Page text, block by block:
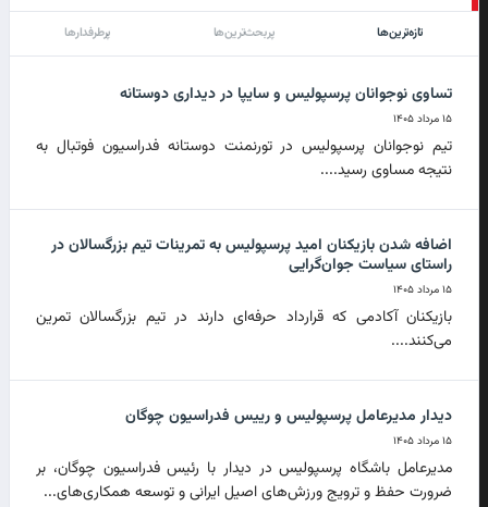
تازه‌ترین‌ها پربحث‌ترین‌ها پرطرفدارها
تساوی نوجوانان پرسپولیس و سایپا در دیداری دوستانه
۱۵ مرداد ۱۴۰۵
تیم نوجوانان پرسپولیس در تورنمنت دوستانه فدراسیون فوتبال به
نتیجه مساوی رسید....
اضافه شدن بازیکنان امید پرسپولیس به تمرینات تیم بزرگسالان در
راستای سیاست جوان‌گرایی
۱۵ مرداد ۱۴۰۵
بازیکنان آکادمی که قرارداد حرفه‌ای دارند در تیم بزرگسالان تمرین
می‌کنند....
دیدار مدیرعامل پرسپولیس و رییس فدراسیون چوگان
۱۵ مرداد ۱۴۰۵
مدیرعامل باشگاه پرسپولیس در دیدار با رئیس فدراسیون چوگان، بر
ضرورت حفظ و ترویج ورزش‌های اصیل ایرانی و توسعه همکاری‌های...